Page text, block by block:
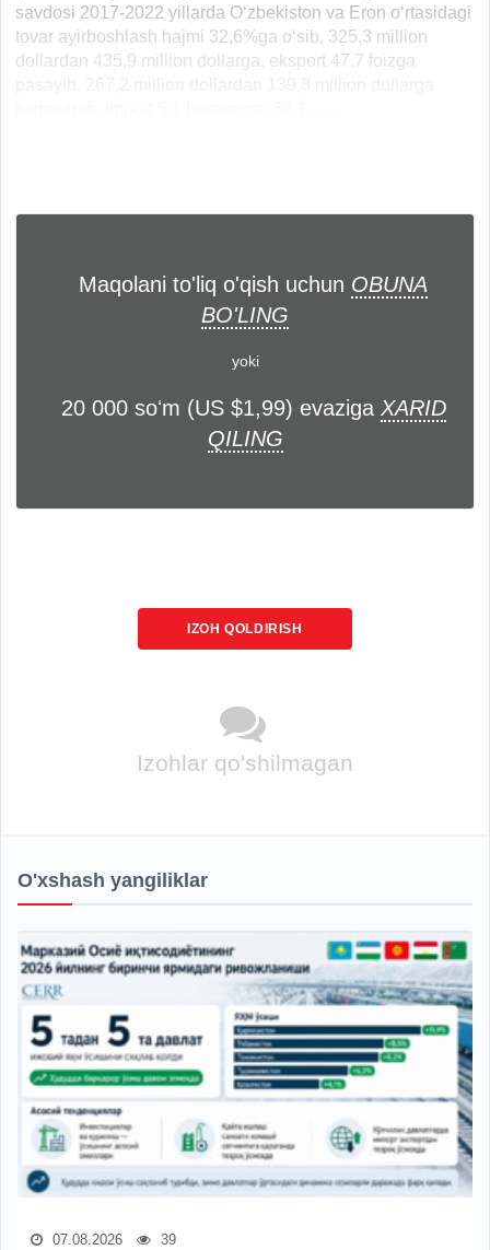
savdosi 2017-2022 yillarda O‘zbekiston va Eron o‘rtasidagi
tovar ayirboshlash hajmi 32,6%ga o‘sib, 325,3 million
dollardan 435,9 million dollarga, eksport 47,7 foizga
Maqolani to'liq o'qish uchun OBUNA
BO'LING
yoki
20 000 soʻm (US $1,99) evaziga XARID
QILING
IZOH QOLDIRISH
Izohlar qo'shilmagan
O'xshash yangiliklar
07.08.2026 39